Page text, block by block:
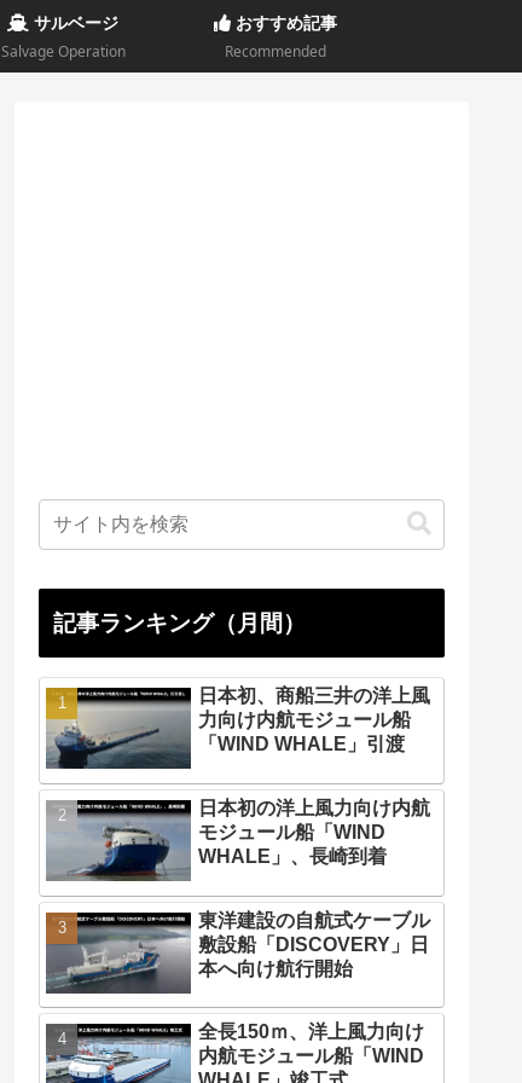
サルベージ
Salvage Operation
おすすめ記事
Recommended
記事ランキング（月間）
日本初、商船三井の洋上風
力向け内航モジュール船
「WIND WHALE」引渡
日本初の洋上風力向け内航
モジュール船「WIND
WHALE」、長崎到着
東洋建設の自航式ケーブル
敷設船「DISCOVERY」日
本へ向け航行開始
全長150ｍ、洋上風力向け
内航モジュール船「WIND